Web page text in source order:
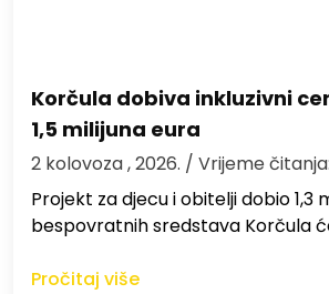
Korčula dobiva inkluzivni
1,5 milijuna eura
2 kolovoza , 2026. / Vrijeme
Projekt za djecu i obitelji dobio 1,3
bespovratnih sredstava Korčula
Pročitaj više